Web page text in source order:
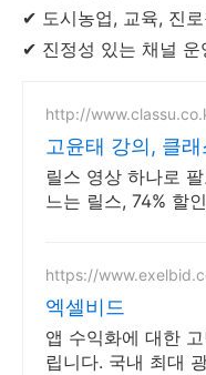
✔ 도시농업, 교육, 진
✔ 진정성 있는 채널 운
http://
고윤태 강의, 클래
릴스 영상 하나로
https://
엑셀비드
앱 수익화에 대한
립니다. 국내 최대